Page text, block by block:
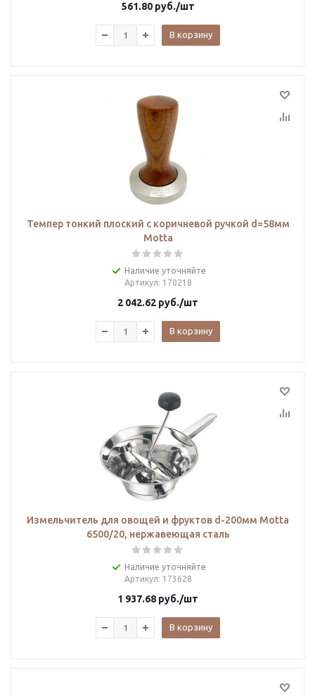
561.80руб./шт
В корзину
Темпер тонкий плоский с коричневой ручкой d=58мм
Motta
Наличие уточняйте
Артикул: 170218
2 042.62 руб./шт
В корзину
Измельчитель для овощей и фруктов d-200мм Motta
6500/20, нержавеющая сталь
Наличие уточняйте
Артикул: 173628
1 937.68 руб./шт
В корзину